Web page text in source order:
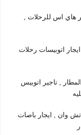
هاي اس للرحلات ,
اتوبيسات رحلات
المطار , تاجير اتوبيس
وان , ايجار باصات